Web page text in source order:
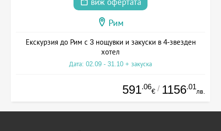
виж офертата
Рим
Екскурзия до Рим с 3 нощувки и закуски в 4-звезден
хотел
Дата: 02.09 - 31.10 + закуска
591.06
€ / 1156.01
лв.